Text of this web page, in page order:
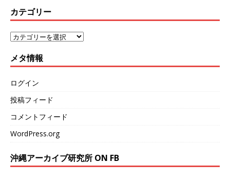
カテゴリー
メタ情報
ログイン
投稿フィード
コメントフィード
WordPress.org
沖縄アーカイブ研究所 ON FB